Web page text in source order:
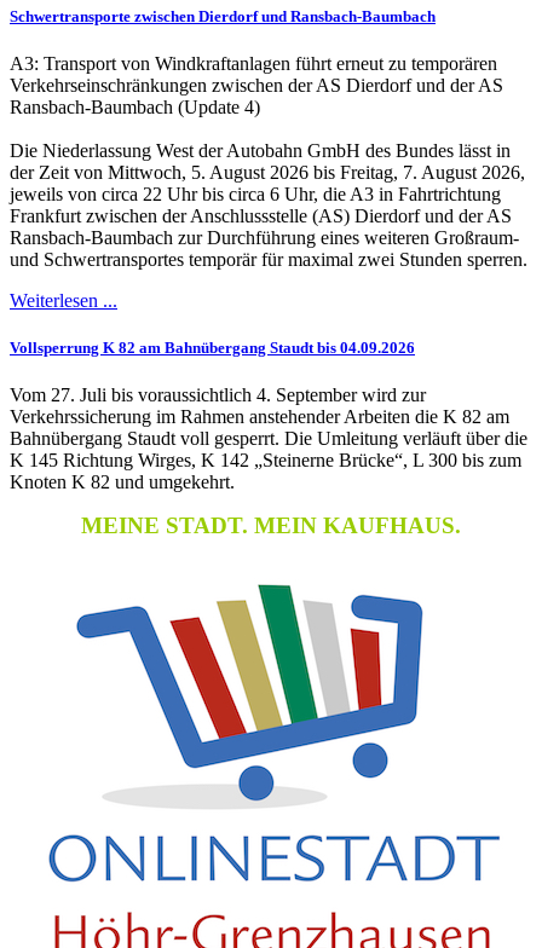
Schwertransporte zwischen Dierdorf und Ransbach-Baumbach
A3: Transport von Windkraftanlagen führt erneut zu temporären
Verkehrseinschränkungen zwischen der AS Dierdorf und der AS
Ransbach-Baumbach (Update 4)
Die Niederlassung West der Autobahn GmbH des Bundes lässt in
der Zeit von Mittwoch, 5. August 2026 bis Freitag, 7. August 2026,
jeweils von circa 22 Uhr bis circa 6 Uhr, die A3 in Fahrtrichtung
Frankfurt zwischen der Anschlussstelle (AS) Dierdorf und der AS
Ransbach-Baumbach zur Durchführung eines weiteren Großraum-
und Schwertransportes temporär für maximal zwei Stunden sperren.
Weiterlesen ...
Vollsperrung K 82 am Bahnübergang Staudt bis 04.09.2026
Vom 27. Juli bis voraussichtlich 4. September wird zur
Verkehrssicherung im Rahmen anstehender Arbeiten die K 82 am
Bahnübergang Staudt voll gesperrt. Die Umleitung verläuft über die
K 145 Richtung Wirges, K 142 „Steinerne Brücke“, L 300 bis zum
Knoten K 82 und umgekehrt.
MEINE STADT. MEIN KAUFHAUS.